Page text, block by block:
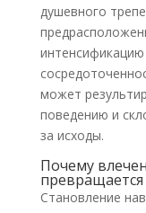
душевного
может
поведению и
за исходы.
Почему
Становление